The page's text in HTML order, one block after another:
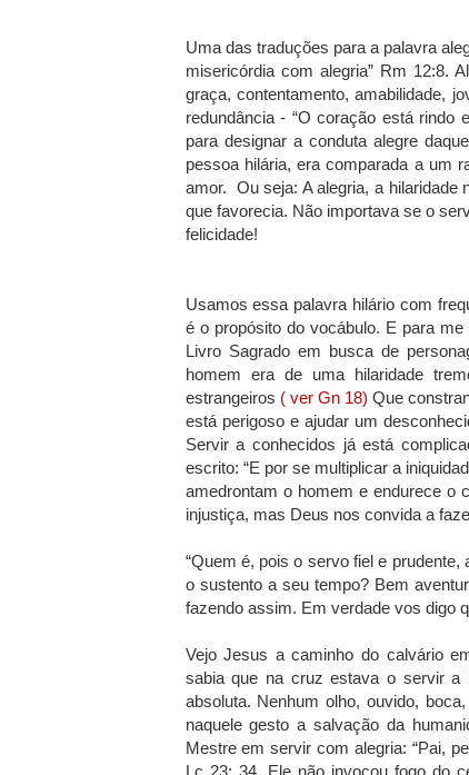
Uma das traduções para a palavra
misericórdia com alegria” Rm 12:8.
graça, contentamento, amabilidade,
redundância - “O coração está rindo
para designar a conduta alegre
pessoa hilária, era comparada a um
amor. Ou seja: A alegria, a hilaridade
que favorecia. Não importava se o
felicidade!
Usamos essa palavra hilário com
é o propósito do vocábulo. E para
Livro Sagrado em busca de
homem era de uma hilaridade
estrangeiros ( ver Gn 18) Que
está perigoso e ajudar um
Servir a conhecidos já está
escrito: “E por se multiplicar a
amedrontam o homem e endurece o
injustiça, mas Deus nos convida a
“Quem é, pois o servo fiel e
o sustento a seu tempo? Bem
fazendo assim. Em verdade vos digo
Vejo Jesus a caminho do calvário
sabia que na cruz estava o servir
absoluta. Nenhum olho, ouvido,
naquele gesto a salvação da
Mestre em servir com alegria: “Pai,